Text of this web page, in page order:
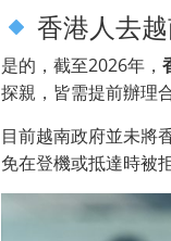
香港人去
是的，截至2026年，
探親，皆需提前辦理
目前越南政府並未將
免在登機或抵達時被